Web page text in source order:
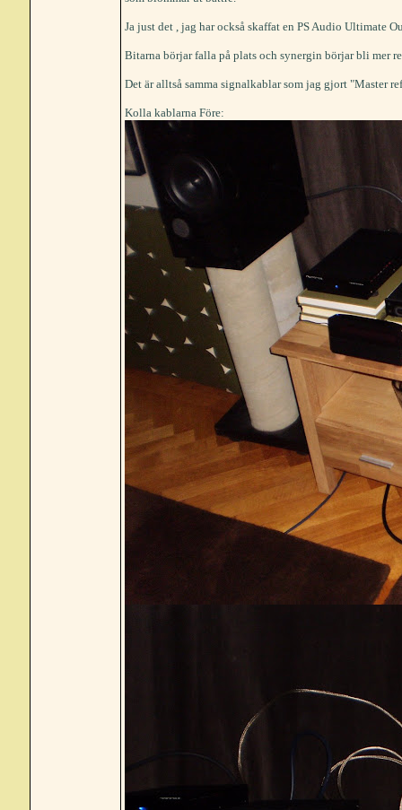
Ja just det , jag har också skaffat en PS Audio Ultimate
Bitarna börjar falla på plats och synergin börjar bli mer
Det är alltså samma signalkablar som jag gjort "Master
Kolla kablarna Före: